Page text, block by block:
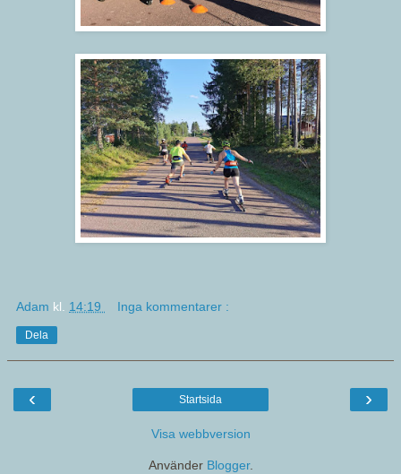
Adam kl. 14:19 Inga kommentarer :
Dela
‹ ›
Startsida
Visa webbversion
Använder Blogger.